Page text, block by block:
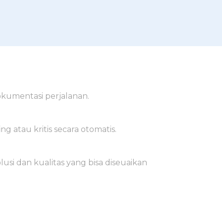
perjalanan.
atau kritis secara otomatis.
dan kualitas yang bisa diseuaikan